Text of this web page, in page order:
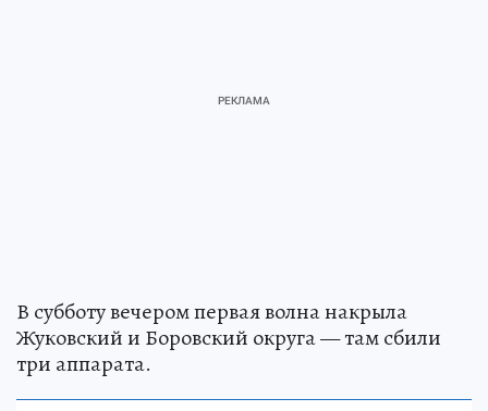
В субботу вечером первая волна накрыла
Жуковский и Боровский округа — там сбили
три аппарата.